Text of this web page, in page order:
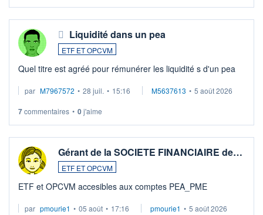
Liquidité dans un pea
ETF ET OPCVM
Quel titre est agréé pour rémunérer les liquidité s d'un pea
par M7967572 • 28 juil. • 15:16 M5637613 • 5 août 2026
7commentaires • 0j'aime
Gérant de la SOCIETE FINANCIAIRE de…
ETF ET OPCVM
ETF et OPCVM accesibles aux comptes PEA_PME
par pmourie1 • 05 août • 17:16 pmourie1 • 5 août 2026